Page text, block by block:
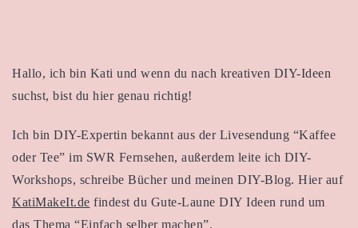
Hallo, ich bin Kati und wenn du nach kreativen DIY-Ideen
suchst, bist du hier genau richtig!
Ich bin DIY-Expertin bekannt aus der Livesendung “Kaffee
oder Tee” im SWR Fernsehen, außerdem leite ich DIY-
Workshops, schreibe Bücher und meinen DIY-Blog. Hier auf
KatiMakeIt.de findest du Gute-Laune DIY Ideen rund um
das Thema “Einfach selber machen”.